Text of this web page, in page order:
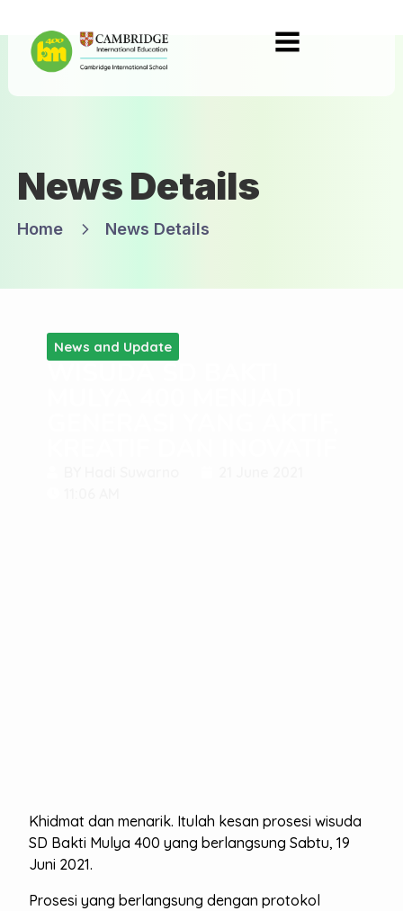
News Details
Home News Details
News and Update
Khidmat dan menarik. Itulah kesan prosesi wisuda
SD Bakti Mulya 400 yang berlangsung Sabtu, 19
Juni 2021.
Prosesi yang berlangsung dengan protokol